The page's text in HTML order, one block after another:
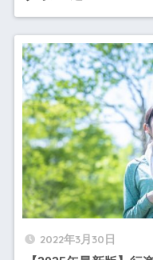
2022年3月30日